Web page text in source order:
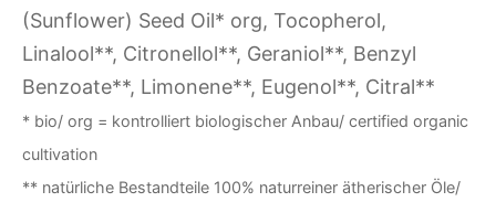
(Sunflower) Seed Oil* org, Tocopherol,
Linalool**, Citronellol**, Geraniol**, Benzyl
Benzoate**, Limonene**, Eugenol**, Citral**
* bio/ org = kontrolliert biologischer Anbau/ certified organic
cultivation
** natürliche Bestandteile 100% naturreiner ätherischer Öle/